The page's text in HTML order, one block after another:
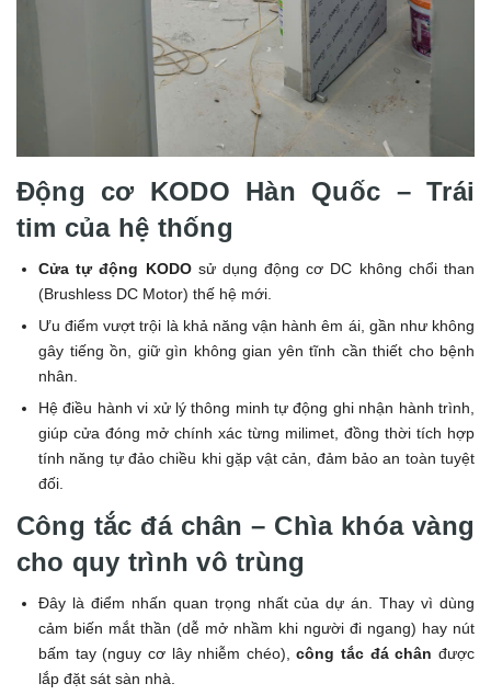
Động cơ KODO Hàn Quốc – Trái
tim của hệ thống
Cửa tự động KODOsử dụng động cơ DC không chổi than
(Brushless DC Motor) thế hệ mới.
Ưu điểm vượt trội là khả năng vận hành êm ái, gần như không
gây tiếng ồn, giữ gìn không gian yên tĩnh cần thiết cho bệnh
nhân.
Hệ điều hành vi xử lý thông minh tự động ghi nhận hành trình,
giúp cửa đóng mở chính xác từng milimet, đồng thời tích hợp
tính năng tự đảo chiều khi gặp vật cản, đảm bảo an toàn tuyệt
đối.
Công tắc đá chân – Chìa khóa vàng
cho quy trình vô trùng
Đây là điểm nhấn quan trọng nhất của dự án. Thay vì dùng
cảm biến mắt thần (dễ mở nhầm khi người đi ngang) hay nút
bấm tay (nguy cơ lây nhiễm chéo),công tắc đá chân được
lắp đặt sát sàn nhà.